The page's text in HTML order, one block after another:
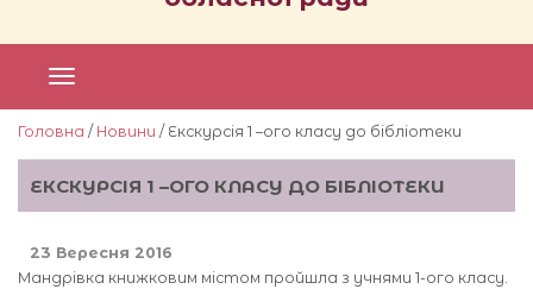
Головна / Новини / Екскурсія 1 –ого класу до бібліотеки
ЕКСКУРСІЯ 1 –ОГО КЛАСУ ДО БІБЛІОТЕКИ
23 Вересня 2016
Мандрівка книжковим містом пройшла з учнями 1-ого класу.